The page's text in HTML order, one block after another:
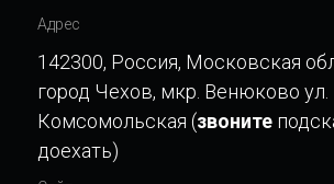
Адрес
142300, Россия, Московская
город Чехов, мкр. Венюково ул.
Комсомольская (звоните
доехать)